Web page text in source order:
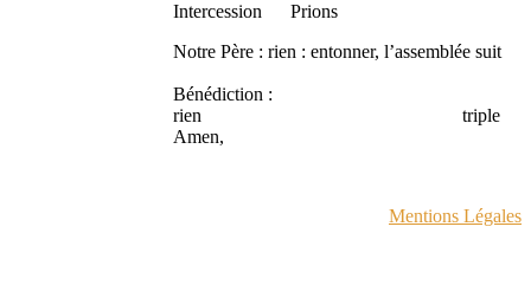
Intercession Prions
Notre Père : rien : entonner, l’assemblée suit
Bénédiction :
rien triple
Amen,
Mentions Légales